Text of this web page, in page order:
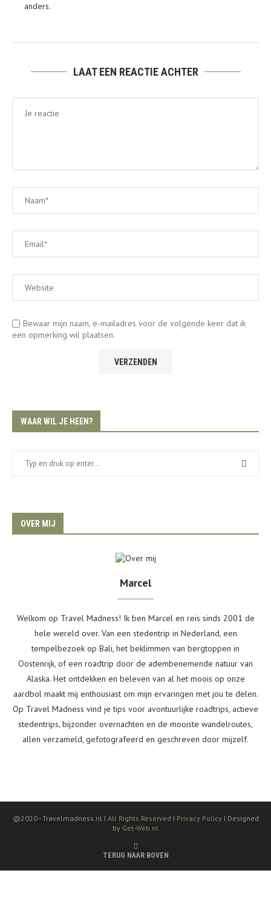
anders.
LAAT EEN REACTIE ACHTER
Bewaar mijn naam, e-mailadres voor de volgende keer dat ik
een opmerking wil plaatsen.
WAAR WIL JE HEEN?
OVER MIJ
Marcel
Welkom op Travel Madness! Ik ben Marcel en reis sinds 2001 de
hele wereld over. Van een stedentrip in Nederland, een
tempelbezoek op Bali, het beklimmen van bergtoppen in
Oostenrijk, of een roadtrip door de adembenemende natuur van
Alaska. Het ontdekken en beleven van al het moois op onze
aardbol maakt mij enthousiast om mijn ervaringen met jou te delen.
Op Travel Madness vind je tips voor avontuurlijke roadtrips, actieve
stedentrips, bijzonder overnachten en de mooiste wandelroutes,
allen verzameld, gefotografeerd en geschreven door mijzelf.
@2020 -Travelmadness.nl I All Rights Reserved I Privacy Policy I Designed
by Get-Web.nl
TERUG NAAR BOVEN